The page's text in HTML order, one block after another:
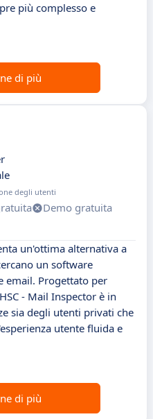
più complesso e
di più
degli utenti
Demo gratuita
un'ottima alternativa a
un software
email. Progettato per
- Mail Inspector è in
sia degli utenti privati che
utente fluida e
di più